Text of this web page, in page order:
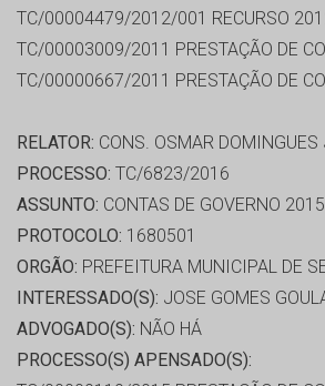
TC/00004479/2012/001 RECURSO
TC/00003009/2011 PRESTAÇÃO DE
TC/00000667/2011 PRESTAÇÃO DE
RELATOR: CONS. OSMAR DOMINGUES
PROCESSO: TC/6823/2016
ASSUNTO: CONTAS DE GOVERNO 2015
PROTOCOLO: 1680501
ORGÃO: PREFEITURA MUNICIPAL DE
INTERESSADO(S): JOSE GOMES
ADVOGADO(S): NÃO HÁ
PROCESSO(S) APENSADO(S):